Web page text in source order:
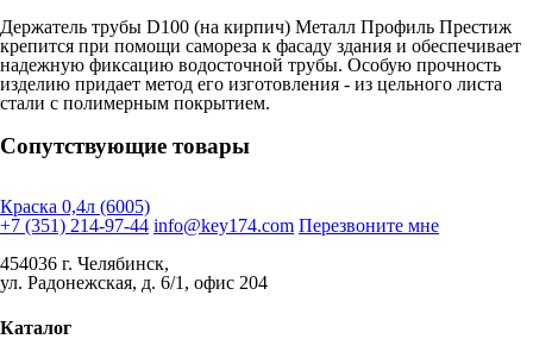
Держатель трубы D100 (на кирпич) Металл Профиль Престиж
крепится при помощи самореза к фасаду здания и обеспечивает
надежную фиксацию водосточной трубы. Особую прочность
изделию придает метод его изготовления - из цельного листа
стали с полимерным покрытием.
Сопутствующие товары
Краска 0,4л (6005)
+7 (351) 214-97-44 info@key174.com Перезвоните мне
454036 г. Челябинск,
ул. Радонежская, д. 6/1, офис 204
Каталог